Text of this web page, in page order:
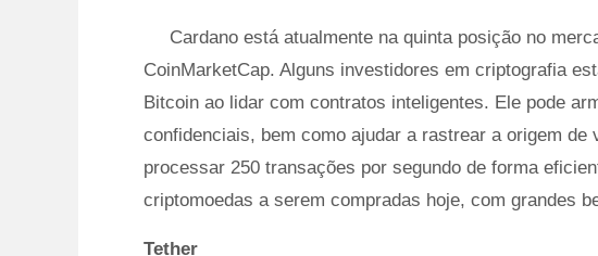
Cardano está atualmente na quinta posição no
CoinMarketCap. Alguns investidores em criptografia
Bitcoin ao lidar com contratos inteligentes. Ele pode
confidenciais, bem como ajudar a rastrear a origem
processar 250 transações por segundo de forma
criptomoedas a serem compradas hoje, com grandes
Tether